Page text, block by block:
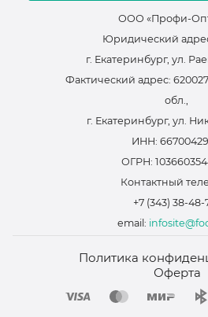
ООО «Профи-
Юридический
г. Екатеринбург, ул.
Фактический адрес:
обл.,
г. Екатеринбург, ул.
ИНН:
ОГРН:
Контактный
+7 (343) 38-48-
email:
Политика
Оферта